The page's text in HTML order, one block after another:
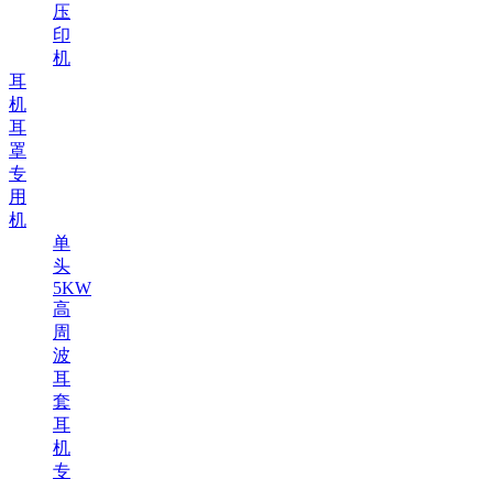
压
印
机
耳
机
耳
罩
专
用
机
单
头
5KW
高
周
波
耳
套
耳
机
专